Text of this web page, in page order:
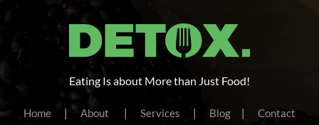
Eating Is about More than Just Food!
Home | About Services Blog
Contact